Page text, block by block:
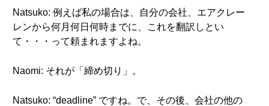
Natsuko: 例えば私の場合は、自分の会社、エアクレー
レンから何月何日何時までに、これを翻訳しとい
て・・・って頼まれますよね。
Naomi: それが「締め切り」。
Natsuko: “deadline” ですね。で、その後、会社の他の